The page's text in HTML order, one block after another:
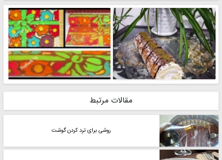
مقالات مرتبط
روشی برای ترد کردن گوشت